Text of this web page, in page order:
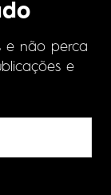
e não perca
e